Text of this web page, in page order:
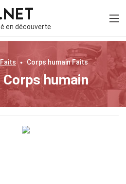
en découverte
Corps humainFaits
humain